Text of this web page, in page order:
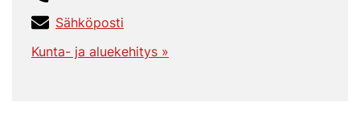
Sähköposti
Kunta- ja aluekehitys »